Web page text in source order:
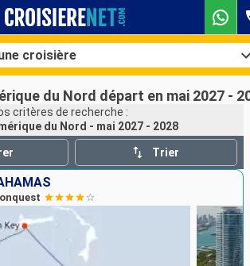
croisière
Rechercher
du Nord départ en mai 2027 -
critères de recherche :
du Nord - mai 2027 - 2028
Trier